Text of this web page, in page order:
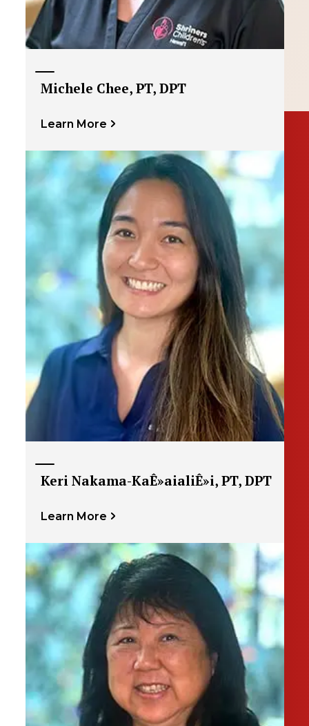
Michele Chee, PT, DPT
Learn More
Keri Nakama-KaÊ»aialiÊ»i, PT, DPT
Learn More